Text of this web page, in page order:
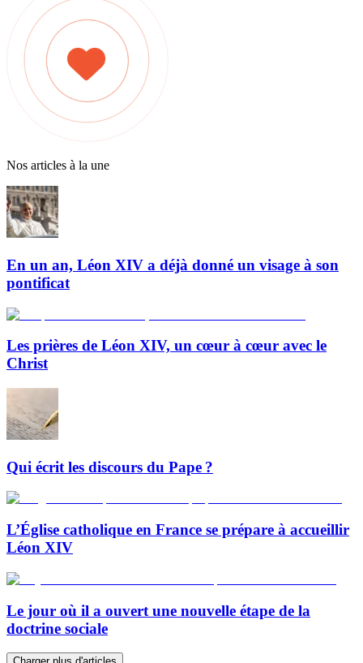
Nos articles à la une
En un an, Léon XIV a déjà donné un visage à son
pontificat
Les prières de Léon XIV, un cœur à cœur avec le
Christ
Qui écrit les discours du Pape ?
L’Église catholique en France se prépare à accueillir
Léon XIV
Le jour où il a ouvert une nouvelle étape de la
doctrine sociale